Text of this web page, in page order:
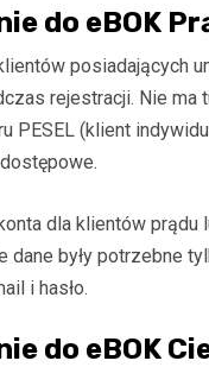
do eBOK
posiadających
rejestracji. Nie ma
PESEL (klient
dla klientów
dane były potrzebne
i hasło.
do eBOK